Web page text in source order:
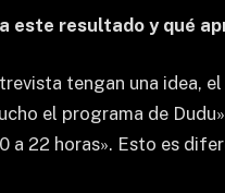
este resultado y qué
tengan una idea,
el programa de
a 22 horas». Esto es